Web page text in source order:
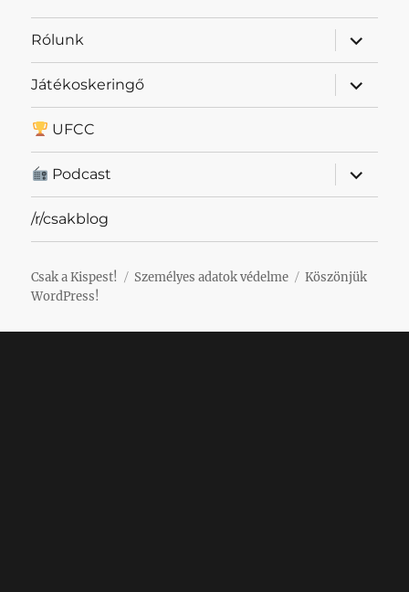
Rólunk
almenü
Játékoskeringő
almenü
UFCC
Podcast
almenü
/r/csakblog
Csak a Kispest! Személyes adatok védelme
Köszönjük
WordPress!